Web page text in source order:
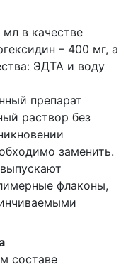
в качестве
– 400 мг, а
ЭДТА и воду
препарат
раствор без
заменить.
флаконы,
составе